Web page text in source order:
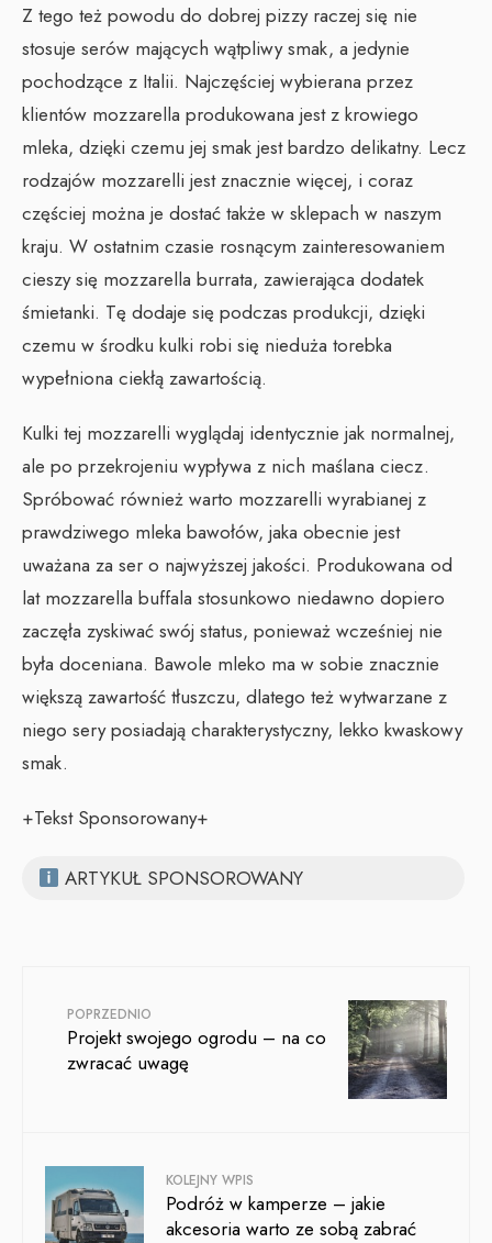
Z tego też powodu do dobrej pizzy raczej się nie
stosuje serów mających wątpliwy smak, a jedynie
pochodzące z Italii. Najczęściej wybierana przez
klientów mozzarella produkowana jest z krowiego
mleka, dzięki czemu jej smak jest bardzo delikatny. Lecz
rodzajów mozzarelli jest znacznie więcej, i coraz
częściej można je dostać także w sklepach w naszym
kraju. W ostatnim czasie rosnącym zainteresowaniem
cieszy się mozzarella burrata, zawierająca dodatek
śmietanki. Tę dodaje się podczas produkcji, dzięki
czemu w środku kulki robi się nieduża torebka
wypełniona ciekłą zawartością.
Kulki tej mozzarelli wyglądaj identycznie jak normalnej,
ale po przekrojeniu wypływa z nich maślana ciecz.
Spróbować również warto mozzarelli wyrabianej z
prawdziwego mleka bawołów, jaka obecnie jest
uważana za ser o najwyższej jakości. Produkowana od
lat mozzarella buffala stosunkowo niedawno dopiero
zaczęła zyskiwać swój status, ponieważ wcześniej nie
była doceniana. Bawole mleko ma w sobie znacznie
większą zawartość tłuszczu, dlatego też wytwarzane z
niego sery posiadają charakterystyczny, lekko kwaskowy
smak.
+Tekst Sponsorowany+
ARTYKUŁ SPONSOROWANY
POPRZEDNIO
Projekt swojego ogrodu – na co
zwracać uwagę
KOLEJNY WPIS
Podróż w kamperze – jakie
akcesoria warto ze sobą zabrać